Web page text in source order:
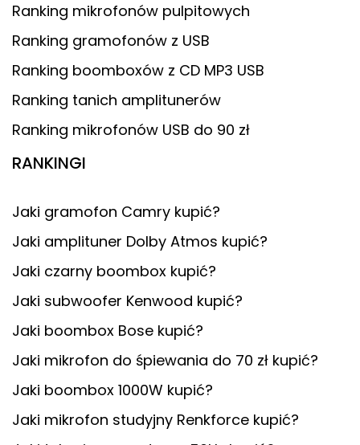
Ranking mikrofonów pulpitowych
Ranking gramofonów z USB
Ranking boomboxów z CD MP3 USB
Ranking tanich amplitunerów
Ranking mikrofonów USB do 90 zł
RANKINGI
Jaki gramofon Camry kupić?
Jaki amplituner Dolby Atmos kupić?
Jaki czarny boombox kupić?
Jaki subwoofer Kenwood kupić?
Jaki boombox Bose kupić?
Jaki mikrofon do śpiewania do 70 zł kupić?
Jaki boombox 1000W kupić?
Jaki mikrofon studyjny Renkforce kupić?